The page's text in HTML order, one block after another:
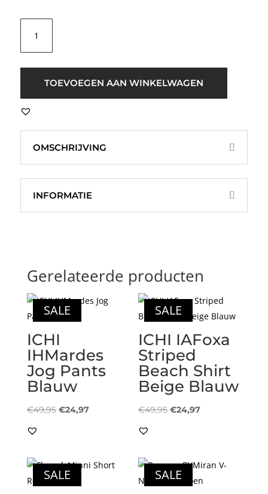
BYPary
Pailletten
Top
RoomwitTOEVOEGEN AAN WINKELWAGEN
OMSCHRIJVING
INFORMATIE
Gerelateerde producten
SALE
ICHI
IHMardes
Jog Pants
Blauw
€49,95 Oorspronkelijke
€24,97Huidige
SALE
ICHI IAFoxa
Striped
Beach Shirt
Beige Blauw
€49,95 Oorspronkelijke
€24,97Huidige
SALE SALE